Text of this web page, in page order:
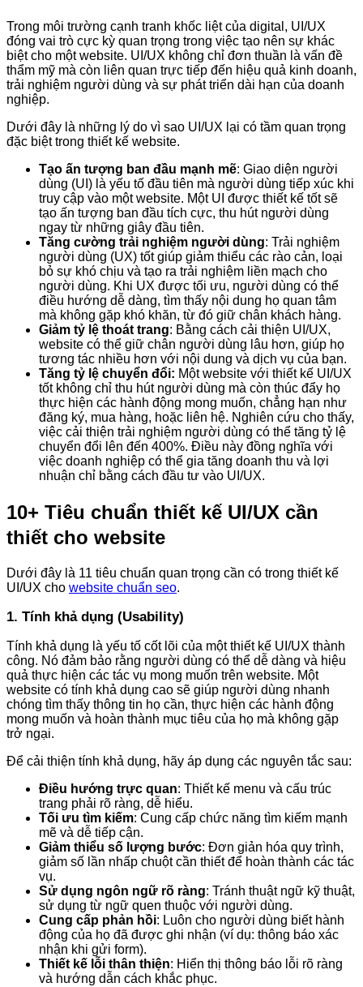
Trong môi trường cạnh tranh khốc liệt của digital, UI/UX
đóng vai trò cực kỳ quan trọng trong việc tạo nên sự khác
biệt cho một website. UI/UX không chỉ đơn thuần là vấn đề
thẩm mỹ mà còn liên quan trực tiếp đến hiệu quả kinh doanh,
trải nghiệm người dùng và sự phát triển dài hạn của doanh
nghiệp.
Dưới đây là những lý do vì sao UI/UX lại có tầm quan trọng
đặc biệt trong thiết kế website.
Tạo ấn tượng ban đầu mạnh mẽ: Giao diện người
dùng (UI) là yếu tố đầu tiên mà người dùng tiếp xúc khi
truy cập vào một website. Một UI được thiết kế tốt sẽ
tạo ấn tượng ban đầu tích cực, thu hút người dùng
ngay từ những giây đầu tiên.
Tăng cường trải nghiệm người dùng: Trải nghiệm
người dùng (UX) tốt giúp giảm thiểu các rào cản, loại
bỏ sự khó chịu và tạo ra trải nghiệm liền mạch cho
người dùng. Khi UX được tối ưu, người dùng có thể
điều hướng dễ dàng, tìm thấy nội dung họ quan tâm
mà không gặp khó khăn, từ đó giữ chân khách hàng.
Giảm tỷ lệ thoát trang: Bằng cách cải thiện UI/UX,
website có thể giữ chân người dùng lâu hơn, giúp họ
tương tác nhiều hơn với nội dung và dịch vụ của bạn.
Tăng tỷ lệ chuyển đổi: Một website với thiết kế UI/UX
tốt không chỉ thu hút người dùng mà còn thúc đẩy họ
thực hiện các hành động mong muốn, chẳng hạn như
đăng ký, mua hàng, hoặc liên hệ. Nghiên cứu cho thấy,
việc cải thiện trải nghiệm người dùng có thể tăng tỷ lệ
chuyển đổi lên đến 400%. Điều này đồng nghĩa với
việc doanh nghiệp có thể gia tăng doanh thu và lợi
nhuận chỉ bằng cách đầu tư vào UI/UX.
10+ Tiêu chuẩn thiết kế UI/UX cần
thiết cho website
Dưới đây là 11 tiêu chuẩn quan trọng cần có trong thiết kế
UI/UX cho website chuẩn seo.
1. Tính khả dụng (Usability)
Tính khả dụng là yếu tố cốt lõi của một thiết kế UI/UX thành
công. Nó đảm bảo rằng người dùng có thể dễ dàng và hiệu
quả thực hiện các tác vụ mong muốn trên website. Một
website có tính khả dụng cao sẽ giúp người dùng nhanh
chóng tìm thấy thông tin họ cần, thực hiện các hành động
mong muốn và hoàn thành mục tiêu của họ mà không gặp
trở ngại.
Để cải thiện tính khả dụng, hãy áp dụng các nguyên tắc sau:
Điều hướng trực quan: Thiết kế menu và cấu trúc
trang phải rõ ràng, dễ hiểu.
Tối ưu tìm kiếm: Cung cấp chức năng tìm kiếm mạnh
mẽ và dễ tiếp cận.
Giảm thiểu số lượng bước: Đơn giản hóa quy trình,
giảm số lần nhấp chuột cần thiết để hoàn thành các tác
vụ.
Sử dụng ngôn ngữ rõ ràng: Tránh thuật ngữ kỹ thuật,
sử dụng từ ngữ quen thuộc với người dùng.
Cung cấp phản hồi: Luôn cho người dùng biết hành
động của họ đã được ghi nhận (ví dụ: thông báo xác
nhận khi gửi form).
Thiết kế lỗi thân thiện: Hiển thị thông báo lỗi rõ ràng
và hướng dẫn cách khắc phục.